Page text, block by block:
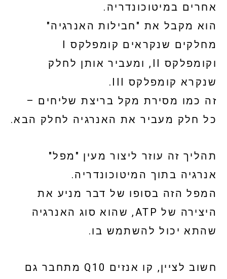
אחרים במיטוכונדריה.
הוא מקבל את "חבילות האנרגיה"
מחלקים שנקראים קומפלקס I
וקומפלקס II, ומעביר אותן לחלק
שנקרא קומפלקס III.
זה כמו מסירת מקל בריצת שליחים –
כל חלק מעביר את האנרגיה לחלק הבא.
תהליך זה עוזר ליצור מעין "מפל"
אנרגיה בתוך המיטוכונדריה.
המפל הזה בסופו של דבר מניע את
היצירה של ATP, שהוא סוג האנרגיה
שהתא יכול להשתמש בו.
חשוב לציין, קו אנזים Q10 מתחבר גם